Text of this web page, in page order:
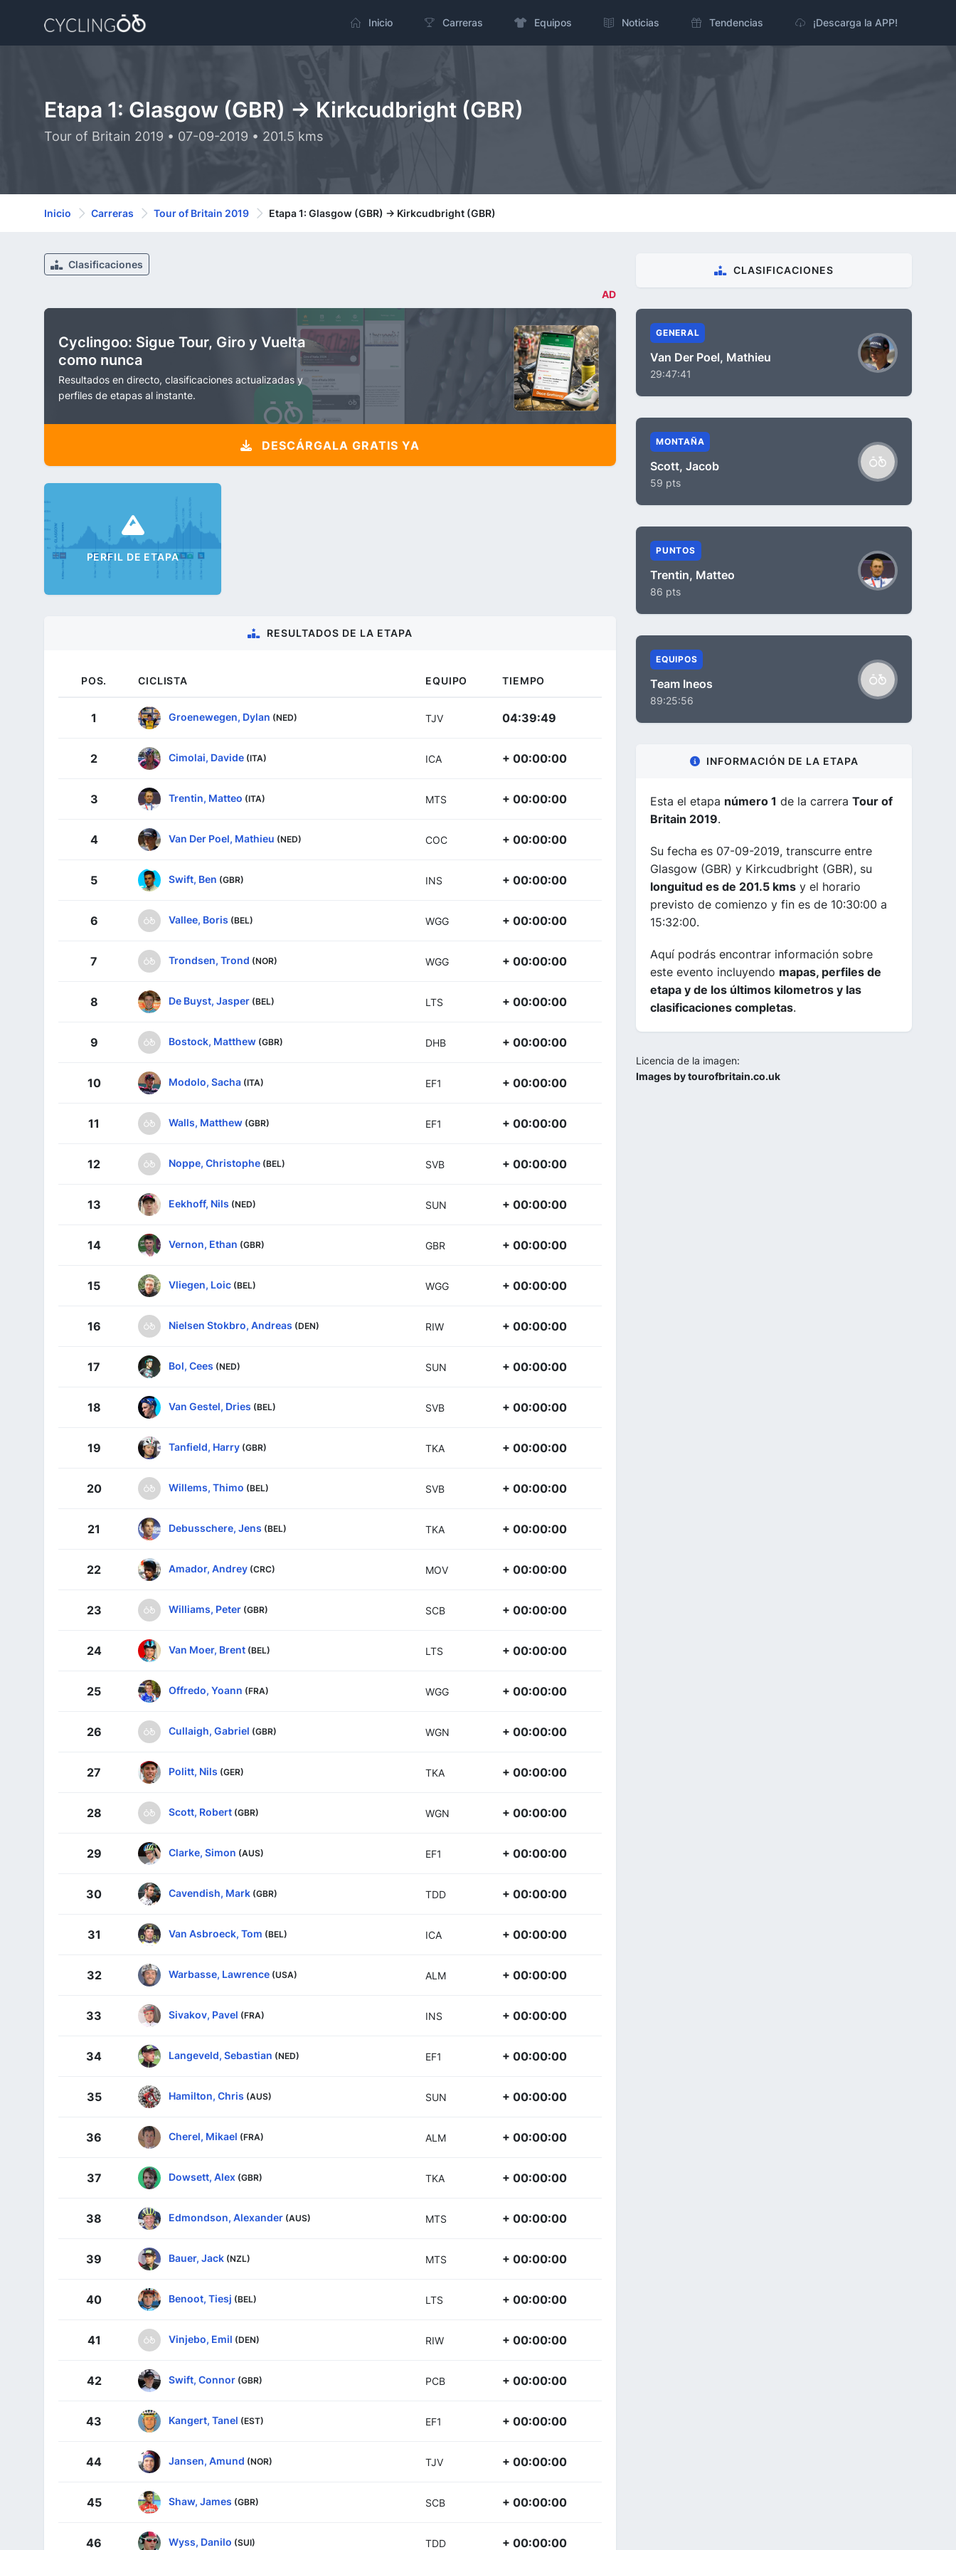
Inicio Carreras Equipos Noticias Tendencias ¡Descarga la APP!
Etapa 1: Glasgow (GBR) -> Kirkcudbright (GBR)
Tour of Britain 2019 • 07-09-2019 • 201.5 kms
Inicio Carreras Tour of Britain 2019 Etapa 1: Glasgow (GBR) -> Kirkcudbright (GBR)
Clasificaciones
AD
Cyclingoo: Sigue Tour, Giro y Vuelta
como nunca
Resultados en directo, clasificaciones actualizadas y
perfiles de etapas al instante.
DESCÁRGALA GRATIS YA
PERFIL DE ETAPA
RESULTADOS DE LA ETAPA
POS. CICLISTA EQUIPO TIEMPO
1 Groenewegen, Dylan (NED) TJV 04:39:49
2 Cimolai, Davide (ITA) ICA + 00:00:00
3 Trentin, Matteo (ITA) MTS + 00:00:00
4 Van Der Poel, Mathieu (NED) COC + 00:00:00
5 Swift, Ben (GBR) INS + 00:00:00
6 Vallee, Boris (BEL) WGG + 00:00:00
7 Trondsen, Trond (NOR) WGG + 00:00:00
8 De Buyst, Jasper (BEL) LTS + 00:00:00
9 Bostock, Matthew (GBR) DHB + 00:00:00
10 Modolo, Sacha (ITA) EF1 + 00:00:00
11 Walls, Matthew (GBR) EF1 + 00:00:00
12 Noppe, Christophe (BEL) SVB + 00:00:00
13 Eekhoff, Nils (NED) SUN + 00:00:00
14 Vernon, Ethan (GBR) GBR + 00:00:00
15 Vliegen, Loic (BEL) WGG + 00:00:00
16 Nielsen Stokbro, Andreas (DEN) RIW + 00:00:00
17 Bol, Cees (NED) SUN + 00:00:00
18 Van Gestel, Dries (BEL) SVB + 00:00:00
19 Tanfield, Harry (GBR) TKA + 00:00:00
20 Willems, Thimo (BEL) SVB + 00:00:00
21 Debusschere, Jens (BEL) TKA + 00:00:00
22 Amador, Andrey (CRC) MOV + 00:00:00
23 Williams, Peter (GBR) SCB + 00:00:00
24 Van Moer, Brent (BEL) LTS + 00:00:00
25 Offredo, Yoann (FRA) WGG + 00:00:00
26 Cullaigh, Gabriel (GBR) WGN + 00:00:00
27 Politt, Nils (GER) TKA + 00:00:00
28 Scott, Robert (GBR) WGN + 00:00:00
29 Clarke, Simon (AUS) EF1 + 00:00:00
30 Cavendish, Mark (GBR) TDD + 00:00:00
31 Van Asbroeck, Tom (BEL) ICA + 00:00:00
32 Warbasse, Lawrence (USA) ALM + 00:00:00
33 Sivakov, Pavel (FRA) INS + 00:00:00
34 Langeveld, Sebastian (NED) EF1 + 00:00:00
35 Hamilton, Chris (AUS) SUN + 00:00:00
36 Cherel, Mikael (FRA) ALM + 00:00:00
37 Dowsett, Alex (GBR) TKA + 00:00:00
38 Edmondson, Alexander (AUS) MTS + 00:00:00
39 Bauer, Jack (NZL) MTS + 00:00:00
40 Benoot, Tiesj (BEL) LTS + 00:00:00
41 Vinjebo, Emil (DEN) RIW + 00:00:00
42 Swift, Connor (GBR) PCB + 00:00:00
43 Kangert, Tanel (EST) EF1 + 00:00:00
44 Jansen, Amund (NOR) TJV + 00:00:00
45 Shaw, James (GBR) SCB + 00:00:00
46 Wyss, Danilo (SUI) TDD + 00:00:00
CLASIFICACIONES
GENERAL
Van Der Poel, Mathieu
29:47:41
MONTAÑA
Scott, Jacob
59 pts
PUNTOS
Trentin, Matteo
86 pts
EQUIPOS
Team Ineos
89:25:56
INFORMACIÓN DE LA ETAPA
Esta el etapa número 1 de la carrera Tour of
Britain 2019.
Su fecha es 07-09-2019, transcurre entre
Glasgow (GBR) y Kirkcudbright (GBR), su
longuitud es de 201.5 kms y el horario
previsto de comienzo y fin es de 10:30:00 a
15:32:00.
Aquí podrás encontrar información sobre
este evento incluyendo mapas, perfiles de
etapa y de los últimos kilometros y las
clasificaciones completas.
Licencia de la imagen:
Images by tourofbritain.co.uk